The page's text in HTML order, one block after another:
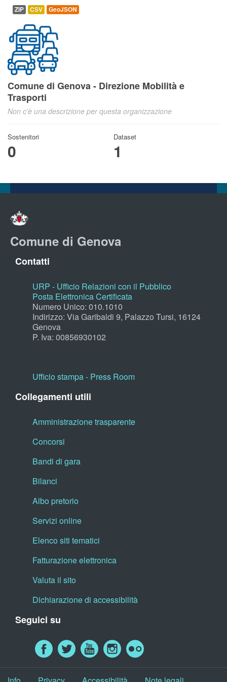
ZIP CSV GeoJSON
Comune di Genova - Direzione Mobilità e
Trasporti
Non c'è una descrizione per questa organizzazione
Sostenitori
0
Dataset
1
Comune di Genova
Contatti
URP - Ufficio Relazioni con il Pubblico
Posta Elettronica Certificata
Numero Unico: 010.1010
Indirizzo: Via Garibaldi 9, Palazzo Tursi, 16124
Genova
P. Iva: 00856930102
Ufficio stampa - Press Room
Collegamenti utili
Amministrazione trasparente
Concorsi
Bandi di gara
Bilanci
Albo pretorio
Servizi online
Elenco siti tematici
Fatturazione elettronica
Valuta il sito
Dichiarazione di accessibilità
Seguici su